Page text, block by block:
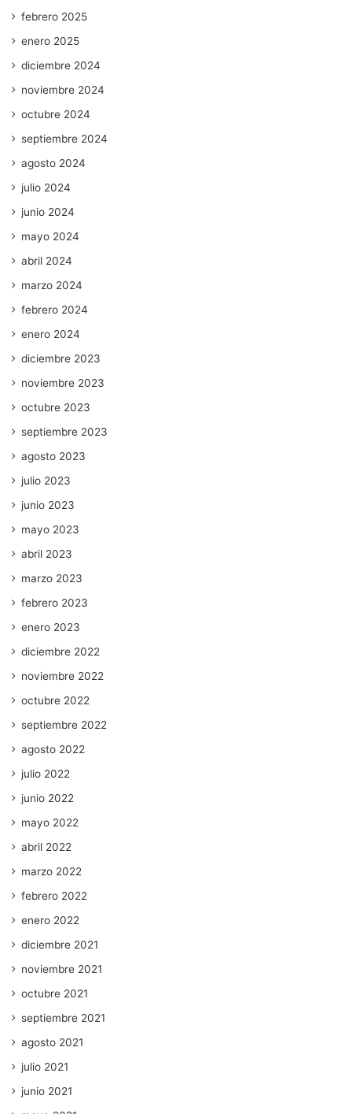
febrero 2025
enero 2025
diciembre 2024
noviembre 2024
octubre 2024
septiembre 2024
agosto 2024
julio 2024
junio 2024
mayo 2024
abril 2024
marzo 2024
febrero 2024
enero 2024
diciembre 2023
noviembre 2023
octubre 2023
septiembre 2023
agosto 2023
julio 2023
junio 2023
mayo 2023
abril 2023
marzo 2023
febrero 2023
enero 2023
diciembre 2022
noviembre 2022
octubre 2022
septiembre 2022
agosto 2022
julio 2022
junio 2022
mayo 2022
abril 2022
marzo 2022
febrero 2022
enero 2022
diciembre 2021
noviembre 2021
octubre 2021
septiembre 2021
agosto 2021
julio 2021
junio 2021